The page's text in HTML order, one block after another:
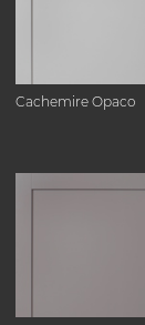
Cachemire Opaco